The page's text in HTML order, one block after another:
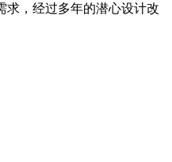
求，经过多年的潜心设计改